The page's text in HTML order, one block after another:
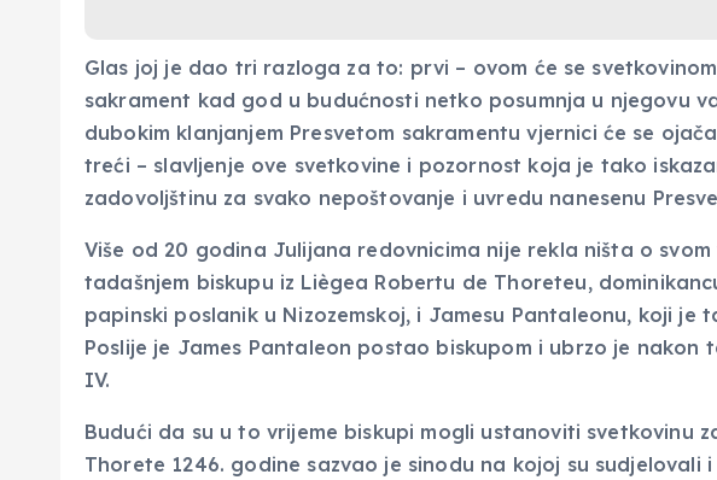
Glas joj je dao tri razloga za to: prvi – ovom će se
sakrament kad god u budućnosti netko posumnja u njegovu
dubokim klanjanjem Presvetom sakramentu vjernici će se
treći – slavljenje ove svetkovine i pozornost koja je tako
zadovoljštinu za svako nepoštovanje i uvredu nanesenu
Više od 20 godina Julijana redovnicima nije rekla ništa o
tadašnjem biskupu iz Liègea Robertu de Thoreteu,
papinski poslanik u Nizozemskoj, i Jamesu Pantaleonu, koji je
Poslije je James Pantaleon postao biskupom i ubrzo je nakon
IV.
Budući da su u to vrijeme biskupi mogli ustanoviti svetkovinu
Thorete 1246. godine sazvao je sinodu na kojoj su sudjelovali